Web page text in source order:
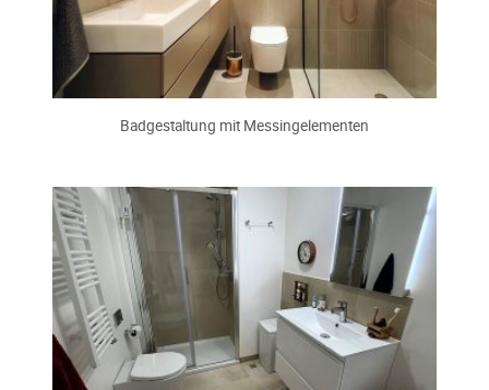
Badgestaltung mit Messingelementen